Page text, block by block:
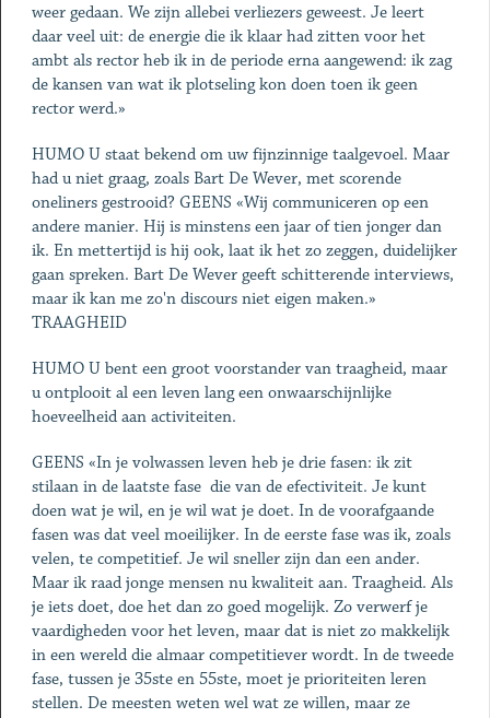
weer gedaan. We zijn allebei verliezers geweest. Je leert
daar veel uit: de energie die ik klaar had zitten voor het
ambt als rector heb ik in de periode erna aangewend: ik zag
de kansen van wat ik plotseling kon doen toen ik geen
rector werd.»
HUMO U staat bekend om uw fijnzinnige taalgevoel. Maar
had u niet graag, zoals Bart De Wever, met scorende
oneliners gestrooid? GEENS «Wij communiceren op een
andere manier. Hij is minstens een jaar of tien jonger dan
ik. En mettertijd is hij ook, laat ik het zo zeggen, duidelijker
gaan spreken. Bart De Wever geeft schitterende interviews,
maar ik kan me zo'n discours niet eigen maken.»
TRAAGHEID
HUMO U bent een groot voorstander van traagheid, maar
u ontplooit al een leven lang een onwaarschijnlijke
hoeveelheid aan activiteiten.
GEENS «In je volwassen leven heb je drie fasen: ik zit
stilaan in de laatste fase ­ die van de efectiviteit. Je kunt
doen wat je wil, en je wil wat je doet. In de voorafgaande
fasen was dat veel moeilijker. In de eerste fase was ik, zoals
velen, te competitief. Je wil sneller zijn dan een ander.
Maar ik raad jonge mensen nu kwaliteit aan. Traagheid. Als
je iets doet, doe het dan zo goed mogelijk. Zo verwerf je
vaardigheden voor het leven, maar dat is niet zo makkelijk
in een wereld die almaar competitiever wordt. In de tweede
fase, tussen je 35ste en 55ste, moet je prioriteiten leren
stellen. De meesten weten wel wat ze willen, maar ze